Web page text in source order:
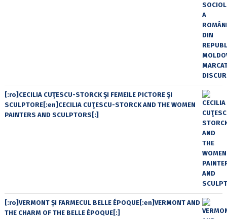
[:ro]CECILIA CUŢESCU-STORCK ŞI FEMEILE PICTORE ŞI
SCULPTORE[:en]CECILIA CUŢESCU-STORCK AND THE WOMEN
PAINTERS AND SCULPTORS[:]
[:ro]VERMONT ȘI FARMECUL BELLE ÉPOQUE[:en]VERMONT AND
THE CHARM OF THE BELLE ÉPOQUE[:]